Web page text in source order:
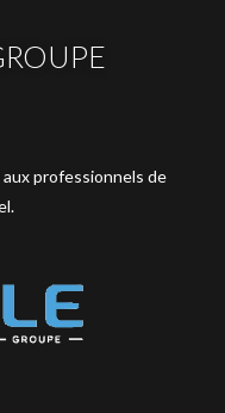
professionnels de